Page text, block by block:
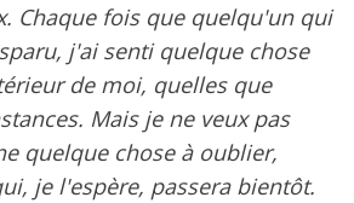
Chaque fois que quelqu'un qui
j'ai senti quelque chose
de moi, quelles que
Mais je ne veux pas
quelque chose à oublier,
je l'espère, passera bientôt.